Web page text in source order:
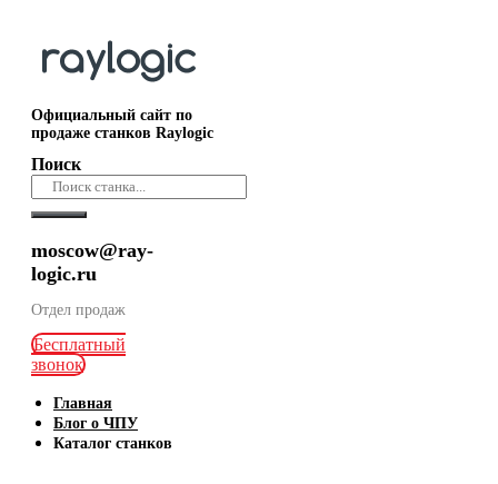
Официальный сайт по
продаже станков Raylogic
Поиск
moscow@ray-
logic.ru
Отдел продаж
Бесплатный
звонок
Главная
Блог о ЧПУ
Каталог станков